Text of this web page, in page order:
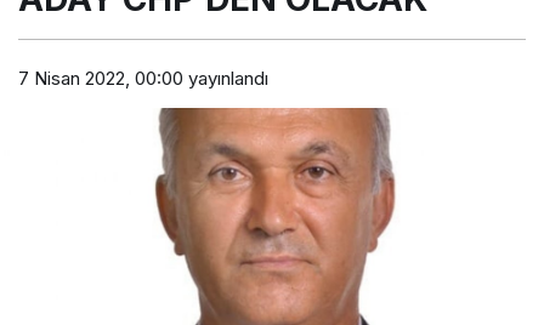
7 Nisan 2022, 00:00 yayınlandı